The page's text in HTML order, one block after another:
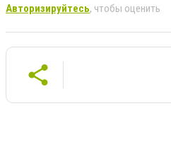
Авторизируйтесь, чтобы оценить